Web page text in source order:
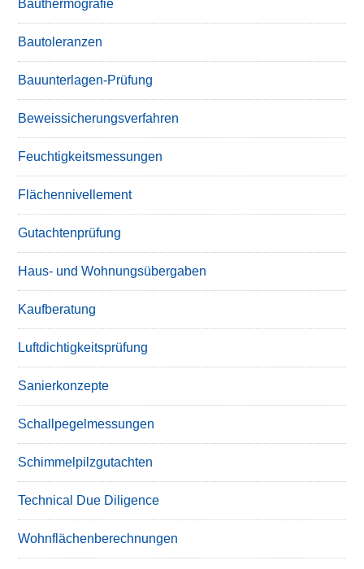
Bauthermografie
Bautoleranzen
Bauunterlagen-Prüfung
Beweissicherungsverfahren
Feuchtigkeitsmessungen
Flächennivellement
Gutachtenprüfung
Haus- und Wohnungsübergaben
Kaufberatung
Luftdichtigkeitsprüfung
Sanierkonzepte
Schallpegelmessungen
Schimmelpilzgutachten
Technical Due Diligence
Wohnflächenberechnungen